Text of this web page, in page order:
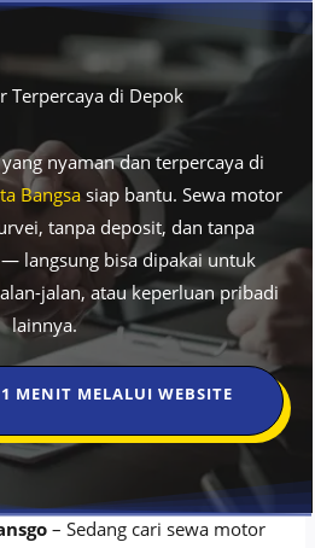
Terpercaya di Depok
nyaman dan terpercaya di
Bangsa siap bantu. Sewa motor
tanpa deposit, dan tanpa
langsung bisa dipakai untuk
jalan, atau keperluan pribadi
lainnya.
MENIT MELALUI WEBSITE
– Sedang cari sewa motor